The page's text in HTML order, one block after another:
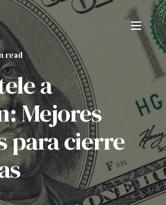
read
a
Mejores
para cierre